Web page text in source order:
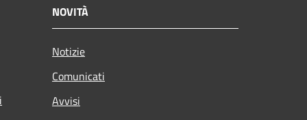
NOVITÀ
Notizie
Comunicati
Avvisi